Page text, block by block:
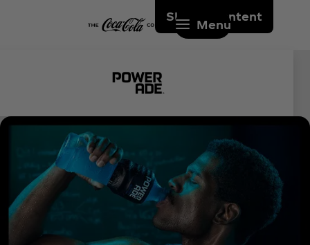
Skip to content
Menu